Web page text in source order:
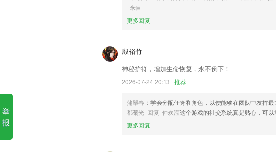
1.天气现象形象的介绍了所有的天气现象，可以身临其境的
可以很轻松的了解到他们的成因和背景小知识。
3.扫码搜题，秒出整本答案，解析思路详尽，作业校对又快又
4.可以在平台上面进行知识点的多次复习和巩固，加深了记忆
5.更有国学经典、中英点读，语法奥数等两百多个专项学习板
彩6彩下载更新了什么?
已下单 tab，支持按订单号搜索询价单。
来自
更多回复
殷裕竹
神秘护符，增加生命恢复，永不倒下！
2026-07-24 20:13 推荐
蒲翠春 ：学会分配任务和角色，以便能够在团队中发挥最
都菊光 回复 仲欢滢这个游戏的社交系统真是贴心，可
更多回复
举
报